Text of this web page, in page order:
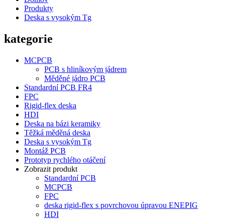
Produkty
Deska s vysokým Tg
kategorie
MCPCB
PCB s hliníkovým jádrem
Měděné jádro PCB
Standardní PCB FR4
FPC
Rigid-flex deska
HDI
Deska na bázi keramiky
Těžká měděná deska
Deska s vysokým Tg
Montáž PCB
Prototyp rychlého otáčení
Zobrazit produkt
Standardní PCB
MCPCB
FPC
deska rigid-flex s povrchovou úpravou ENEPIG
HDI